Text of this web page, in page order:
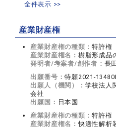
全件表示 >>
産業財産権
産業財産権の種類：特許権
産業財産権名： 樹脂形成品
発明者/考案者/創作者： 長
出願番号：特願2021-
出願人（機関）： 学校法人
会社
出願国： 日本国
産業財産権の種類：特許権
産業財産権名：快適性解析